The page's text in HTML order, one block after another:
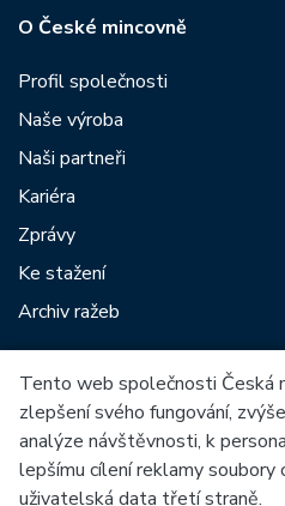
O České mincovně
Profil společnosti
Naše výroba
Naši partneři
Kariéra
Zprávy
Ke stažení
Archiv ražeb
Mezi naše partnery patří:
Tento web společnosti Česká
zlepšení svého fungování,
analýze návštěvnosti, k
lepšímu cílení reklamy soubory
uživatelská data třetí straně.